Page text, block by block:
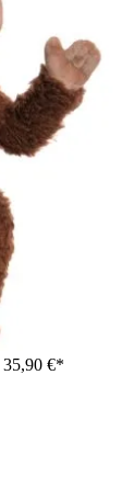
35,90 €*